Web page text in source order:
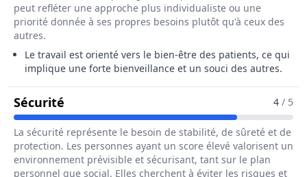
peut refléter une approche plus individualiste ou une
priorité donnée à ses propres besoins plutôt qu'à ceux des
autres.
Le travail est orienté vers le bien-être des patients, ce qui
implique une forte bienveillance et un souci des autres.
Sécurité Pour Le Métier De Responsable De
4 / 5
La sécurité représente le besoin de stabilité, de sûreté et de
protection. Les personnes ayant un score élevé valorisent un
environnement prévisible et sécurisant, tant sur le plan
personnel que social. Elles cherchent à éviter les risques et